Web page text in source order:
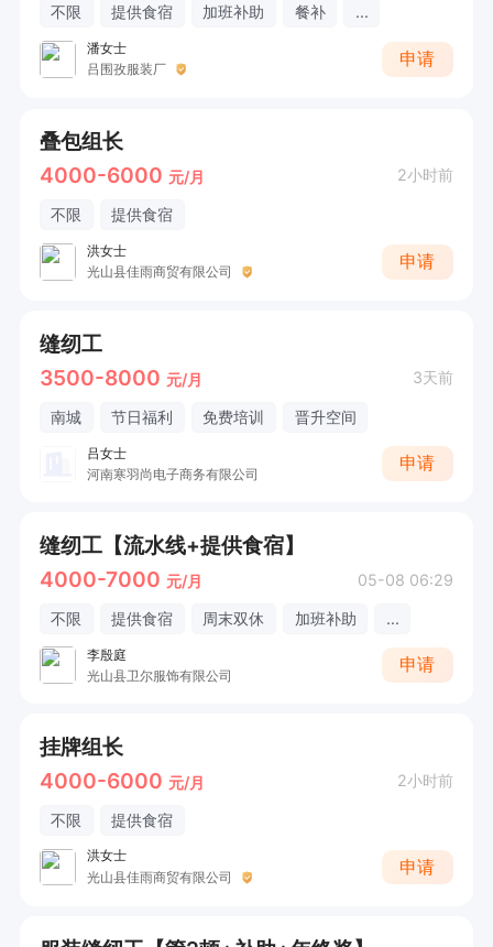
不限 提供食宿 加班补助 餐补 ...
潘女士
吕围孜服装厂
申请
叠包组长
4000-6000 元/月 2小时前
不限 提供食宿
洪女士
光山县佳雨商贸有限公司
申请
缝纫工
3500-8000 元/月 3天前
南城 节日福利 免费培训 晋升空间
吕女士
河南寒羽尚电子商务有限公司
申请
缝纫工【流水线+提供食宿】
4000-7000 元/月 05-08 06:29
不限 提供食宿 周末双休 加班补助 ...
李殷庭
光山县卫尔服饰有限公司
申请
挂牌组长
4000-6000 元/月 2小时前
不限 提供食宿
洪女士
光山县佳雨商贸有限公司
申请